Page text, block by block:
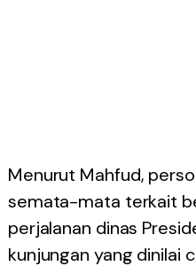
Menurut Mahfud,
semata-mata terkait
perjalanan dinas
kunjungan yang dinilai